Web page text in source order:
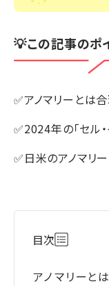
💡この記事のポ
✅アノマリーとは
✅2024年の「セル
✅日米のアノマリー
目次
アノマリーと